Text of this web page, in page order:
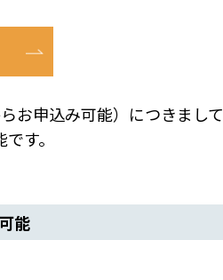
お申込み可能）につきまし
す。
能